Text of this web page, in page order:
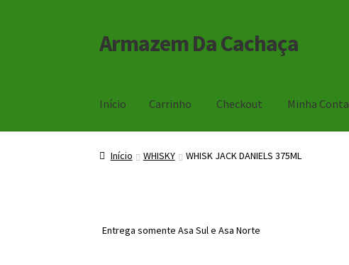
Pular
para
Pular
para
Armazem Da Cachaça
Início Carrinho Checkout Minha Conta
Início CarrinhoCheckout Minha Conta
Início WHISKY WHISK JACK DANIELS 375ML
Entrega somente Asa Sul e Asa Norte